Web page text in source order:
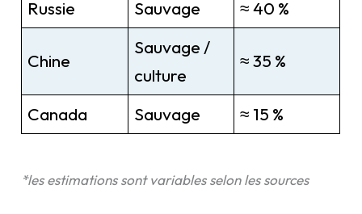
Russie
Sauvage ≈ 40 %
Chine
Sauvage /
culture
≈ 35 %
Canada Sauvage ≈ 15 %
*les estimations sont variables selon les sources